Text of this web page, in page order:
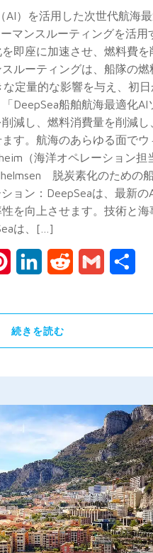
AI）を活用した次世代航
マンスルーティングを活用
即座に加速させ、燃料費を
ルーティングは、船隊の燃
定量的な影響を与え、初
DeepSea船舶航海最適化AI
減し、燃料消費量を削減し
す。航海のあらゆる面でウ
（海洋オペレーション担
脱炭素化のための
ョン：DeepSeaは、最新の
を向上させます。技術と海
は、[…]
PinterestLinkedIn Reddit Gmail
続きを読む